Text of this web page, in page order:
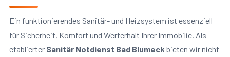
Ein funktionierendes Sanitär- und Heizsystem ist essenziell
für Sicherheit, Komfort und Werterhalt Ihrer Immobilie. Als
etablierter Sanitär Notdienst Bad Blumeck bieten wir nicht